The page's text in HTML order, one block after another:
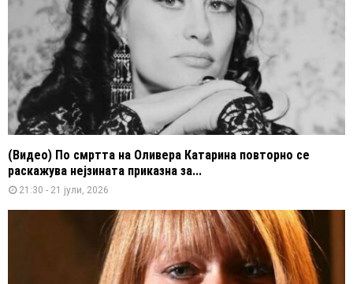
(Видео) По смртта на Оливера Катарина повторно се
раскажува нејзината приказна за...
21:30 - 21 јули, 2026